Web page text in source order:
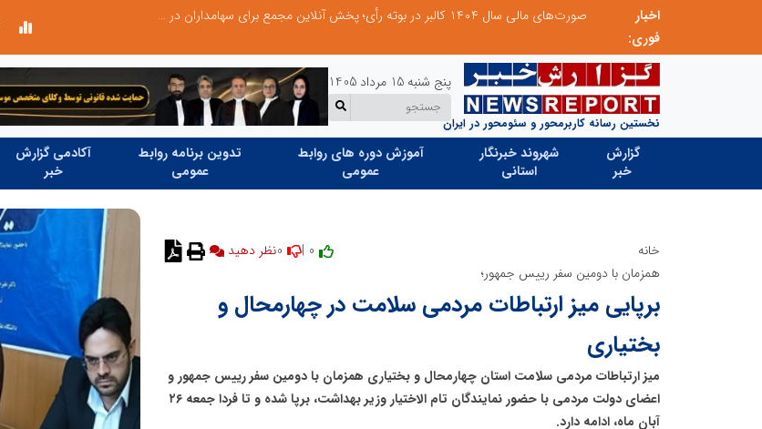
اخبار
فوری:
صورت‌های مالی سال ۱۴۰۴ کالبر در بوته رأی؛ پخش آنلاین مجمع برای سهامداران در سراسر کشور
نخستین رسانه کاربرمحور و سئومحور در ایران
پنج شنبه 15 مرداد 1405
گزارش
خبر
شهروند خبرنگار
استانی
آموزش دوره های روابط
عمومی
تدوین برنامه روابط
عمومی
آکادمی گزارش
خبر
خانه
نظر دهید
همزمان با دومین سفر رییس جمهور؛
برپایی میز ارتباطات مردمی سلامت در چهارمحال و
بختیاری
میز ارتباطات مردمی سلامت استان چهارمحال و بختیاری همزمان با دومین سفر رییس جمهور و
اعضای دولت مردمی با حضور نمایندگان تام الاختیار وزیر بهداشت، برپا شده و تا فردا جمعه ۲۶
آبان ماه، ادامه دارد.